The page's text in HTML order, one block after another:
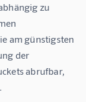
zu
am günstigsten
der
abrufbar,